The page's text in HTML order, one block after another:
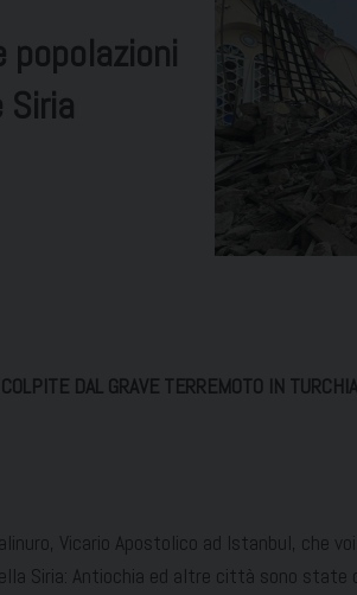
popolazioni
DAL GRAVE TERREMOTO IN
Vicario Apostolico ad Istanbul, che voi
Siria: Antiochia ed altre città sono